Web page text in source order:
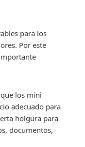
para los
Por este
los mini
adecuado para
holgura para
documentos,